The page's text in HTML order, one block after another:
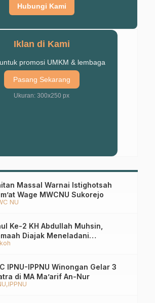
Hubungi Kami
Iklan di Kami
promosi UMKM & lembaga
Pasang Sekarang
Ukuran: 300x250 px
NU
Massal Warnai Istighotsah
Wage MWCNU Sukorejo
Ke-2 KH Abdullah Muhsin,
Diajak Meneladani
IPPNU
IPNU-IPPNU Winongan Gelar 3
di MA Ma’arif An-Nur